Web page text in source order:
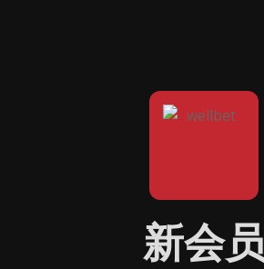
新会员